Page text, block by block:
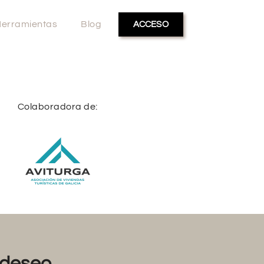
Blog ACCESO
Colaboradora de: